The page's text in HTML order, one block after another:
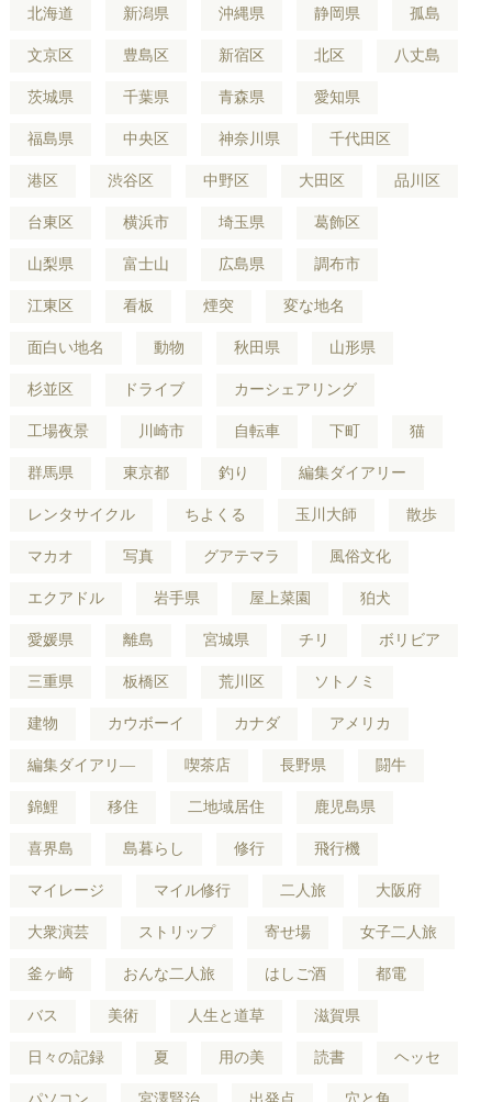
北海道 新潟県 沖縄県 静岡県 孤島
文京区 豊島区 新宿区 北区 八丈島
茨城県 千葉県 青森県 愛知県
福島県 中央区 神奈川県 千代田区
港区 渋谷区 中野区 大田区 品川区
台東区 横浜市 埼玉県 葛飾区
山梨県 富士山 広島県 調布市
江東区 看板 煙突 変な地名
面白い地名 動物 秋田県 山形県
杉並区 ドライブ カーシェアリング
工場夜景 川崎市 自転車 下町 猫
群馬県 東京都 釣り 編集ダイアリー
レンタサイクル ちよくる 玉川大師 散歩
マカオ 写真 グアテマラ 風俗文化
エクアドル 岩手県 屋上菜園 狛犬
愛媛県 離島 宮城県 チリ ボリビア
三重県 板橋区 荒川区 ソトノミ
建物 カウボーイ カナダ アメリカ
編集ダイアリ― 喫茶店 長野県 闘牛
錦鯉 移住 二地域居住 鹿児島県
喜界島 島暮らし 修行 飛行機
マイレージ マイル修行 二人旅 大阪府
大衆演芸 ストリップ 寄せ場 女子二人旅
釜ヶ崎 おんな二人旅 はしご酒 都電
バス 美術 人生と道草 滋賀県
日々の記録 夏 用の美 読書 ヘッセ